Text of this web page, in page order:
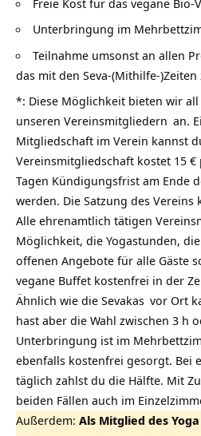
Unterbringung im
Teilnahme umsonst an allen
das mit den Seva-(Mithilfe-
*: Diese Möglichkeit bieten wir all
unseren Vereinsmitgliedern an.
Mitgliedschaft im Verein kannst
Vereinsmitgliedschaft kostet 15
Tagen Kündigungsfrist am Ende
werden. Die Satzung des Vereins
Alle ehrenamtlich tätigen
Möglichkeit, die Yogastunden,
offenen Angebote für alle Gäste
vegane Buffet kostenfrei in der
Ähnlich wie die Sevakas vor Ort
hast aber die Wahl zwischen 3 h
Unterbringung ist im
ebenfalls kostenfrei gesorgt. Bei
täglich zahlst du die Hälfte. Mit
beiden Fällen auch im
Außerdem: Als Mitglied des